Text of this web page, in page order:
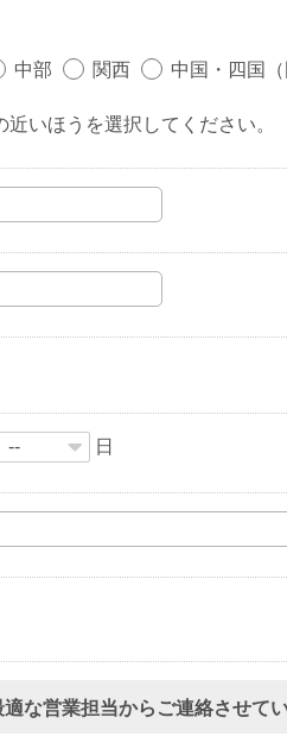
中部 関西 中国・四国（
いほうを選択してください。
日
な営業担当からご連絡させて